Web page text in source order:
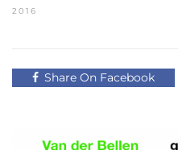
2016
Share On Facebook